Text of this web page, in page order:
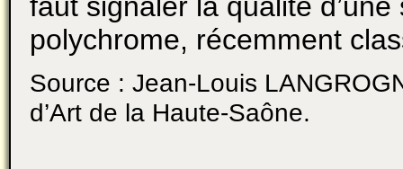
polychrome, récemment
Source : Jean-Louis
d’Art de la Haute-Saône.